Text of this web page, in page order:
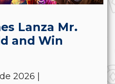
Lanza Mr.
and Win
2026 |